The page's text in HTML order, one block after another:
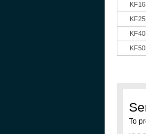
KF16
KF25
KF40
KF50